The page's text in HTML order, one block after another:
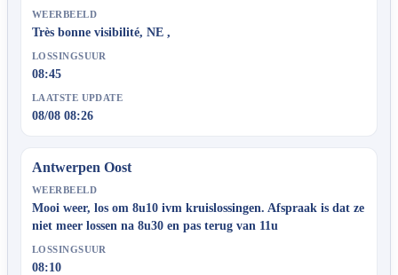
WEERBEELD
Très bonne visibilité, NE ,
LOSSINGSUUR
08:45
LAATSTE UPDATE
08/08 08:26
Antwerpen Oost
WEERBEELD
Mooi weer, los om 8u10 ivm kruislossingen. Afspraak is dat ze
niet meer lossen na 8u30 en pas terug van 11u
LOSSINGSUUR
08:10